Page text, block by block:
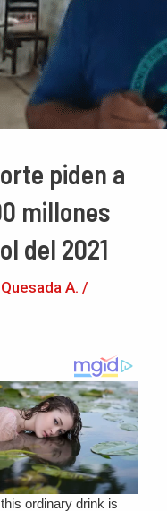
piden a
millones
del 2021
A. /